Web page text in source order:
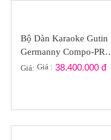
Bộ Dàn Karaoke Gutin
Germanny Compo-PRO
GT2022-03
Giá: Giá : 38.400.000 đ